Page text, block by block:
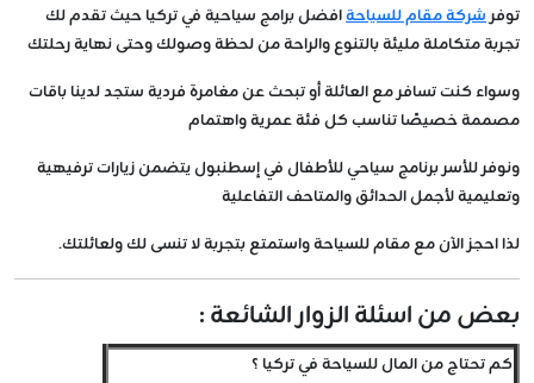
توفرشركة مقام للسياحةافضل برامج سياحية في تركيا حيث تقدم لك
تجربة متكاملة مليئة بالتنوع والراحة من لحظة وصولك وحتى نهاية رحلتك
وسواء كنت تسافر مع العائلة أو تبحث عن مغامرة فردية ستجد لدينا باقات
مصممة خصيصًا تناسب كل فئة عمرية واهتمام
ونوفر للأسر برنامج سياحي للأطفال في إسطنبول يتضمن زيارات ترفيهية
وتعليمية لأجمل الحدائق والمتاحف التفاعلية
لذا احجز الآن مع مقام للسياحة واستمتع بتجربة لا تنسى لك ولعائلتك.
بعض من اسئلة الزوار الشائعة :
كم تحتاج من المال للسياحة في تركيا ؟